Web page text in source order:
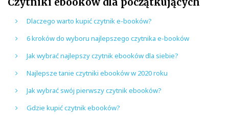
Dlaczego warto kupić czytnik e-booków?
6 kroków do wyboru najlepszego czytnika e-booków
Jak wybrać najlepszy czytnik ebooków dla siebie?
Najlepsze tanie czytniki ebooków w 2020 roku
Jak wybrać swój pierwszy czytnik ebooków?
Gdzie kupić czytnik ebooków?